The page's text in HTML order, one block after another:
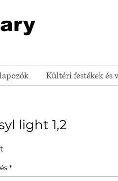
Kültéri festékek és
light 1,2
*